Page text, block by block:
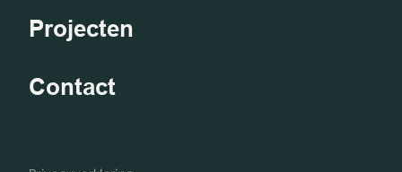
Projecten
Contact